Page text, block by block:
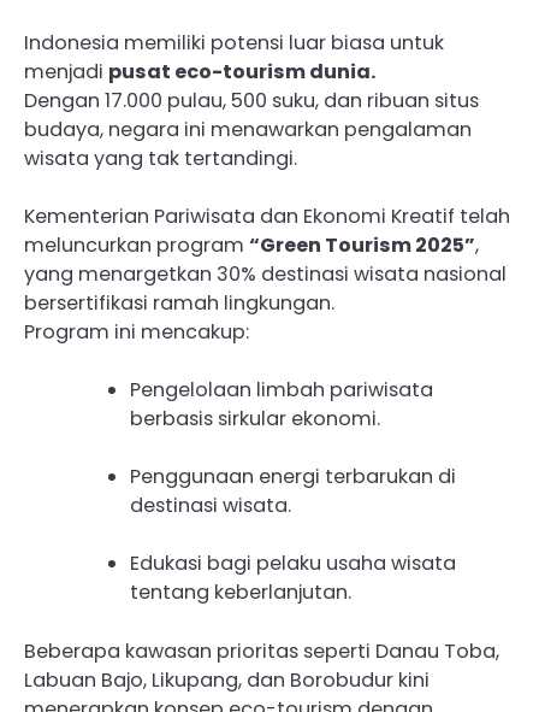
Indonesia memiliki potensi luar biasa untuk
menjadi pusat eco-tourism dunia.
Dengan 17.000 pulau, 500 suku, dan ribuan situs
budaya, negara ini menawarkan pengalaman
wisata yang tak tertandingi.
Kementerian Pariwisata dan Ekonomi Kreatif telah
meluncurkan program “Green Tourism 2025”,
yang menargetkan 30% destinasi wisata nasional
bersertifikasi ramah lingkungan.
Program ini mencakup:
Pengelolaan limbah pariwisata
berbasis sirkular ekonomi.
Penggunaan energi terbarukan di
destinasi wisata.
Edukasi bagi pelaku usaha wisata
tentang keberlanjutan.
Beberapa kawasan prioritas seperti Danau Toba,
Labuan Bajo, Likupang, dan Borobudur kini